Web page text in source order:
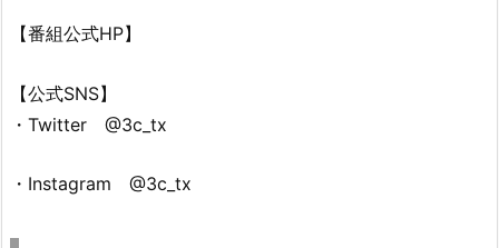
【番組公式HP】
【公式SNS】
・Twitter @3c_tx
・Instagram @3c_tx